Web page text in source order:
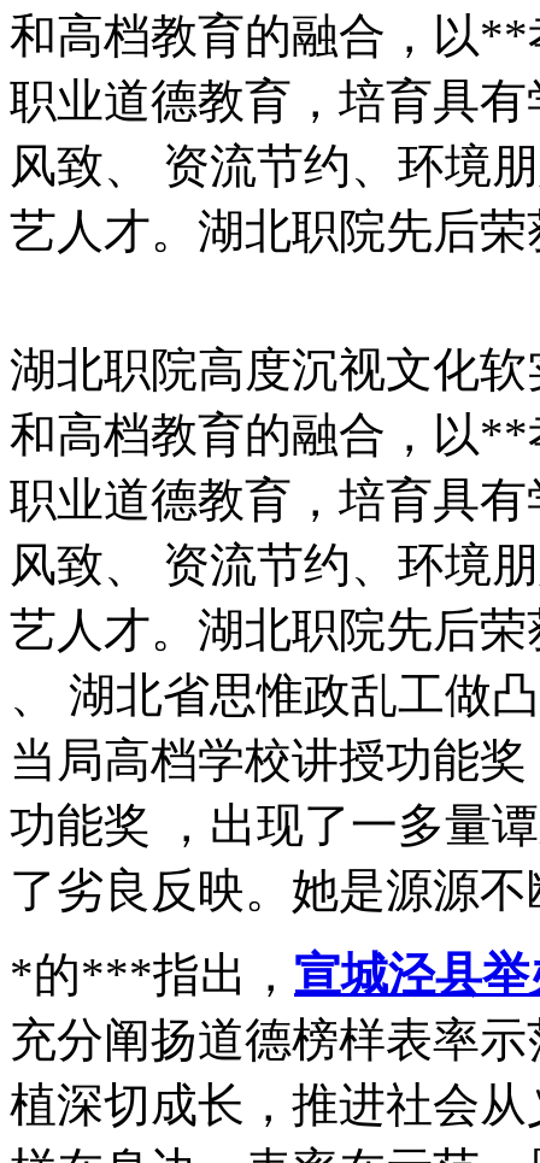
和高档教育的融合，以
职业道德教育，培育具
风致、 资流节约、环境
艺人才。湖北职院先后
湖北职院高度沉视文化
和高档教育的融合，以
职业道德教育，培育具
风致、 资流节约、环境
艺人才。湖北职院先后
、 湖北省思惟政乱工做
当局高档学校讲授功能
功能奖 ，出现了一多量
了劣良反映。她是源源
*的***指出， 宣城泾县
充分阐扬道德榜样表率
植深切成长，推进社会